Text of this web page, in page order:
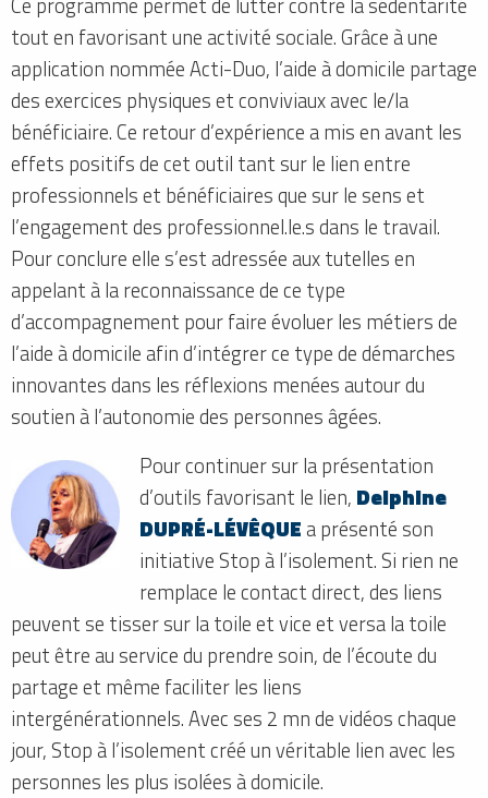
tout en favorisant une activité sociale. Grâce à une
application nommée Acti-Duo, l’aide à domicile partage
des exercices physiques et conviviaux avec le/la
bénéficiaire. Ce retour d’expérience a mis en avant les
effets positifs de cet outil tant sur le lien entre
professionnels et bénéficiaires que sur le sens et
l’engagement des professionnel.le.s dans le travail.
Pour conclure elle s’est adressée aux tutelles en
appelant à la reconnaissance de ce type
d’accompagnement pour faire évoluer les métiers de
l’aide à domicile afin d’intégrer ce type de démarches
innovantes dans les réflexions menées autour du
soutien à l’autonomie des personnes âgées.
Pour continuer sur la présentation
d’outils favorisant le lien, Delphine
DUPRÉ-LÉVÊQUE a présenté son
initiative Stop à l’isolement. Si rien ne
remplace le contact direct, des liens
peuvent se tisser sur la toile et vice et versa la toile
peut être au service du prendre soin, de l’écoute du
partage et même faciliter les liens
intergénérationnels. Avec ses 2 mn de vidéos chaque
jour, Stop à l’isolement créé un véritable lien avec les
personnes les plus isolées à domicile.